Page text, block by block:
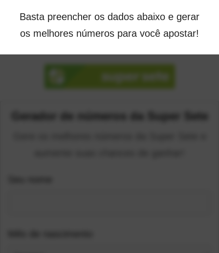
Basta preencher os dados abaixo e gerar
os melhores números para você apostar!
Gerador de números da Super Sete